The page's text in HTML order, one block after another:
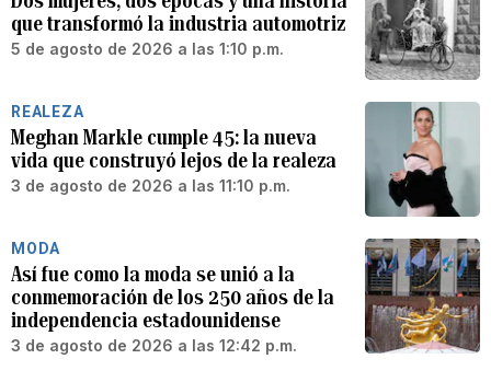
que transformó la industria automotriz
5 de agosto de 2026 a las 1:10 p.m.
REALEZA
Meghan Markle cumple 45: la nueva
vida que construyó lejos de la realeza
3 de agosto de 2026 a las 11:10 p.m.
MODA
Así fue como la moda se unió a la
conmemoración de los 250 años de la
independencia estadounidense
3 de agosto de 2026 a las 12:42 p.m.